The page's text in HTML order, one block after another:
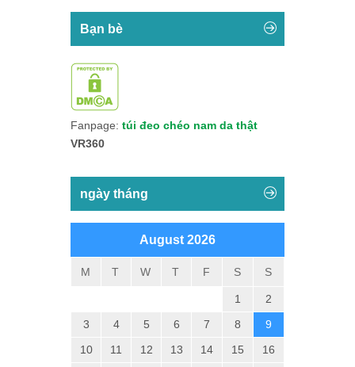
Bạn bè
Fanpage: túi đeo chéo nam da thật
VR360
ngày tháng
August 2026
M T W T F S S
1
2
3
4 5 6 7 8
9
10
11 12 13 14 15
16